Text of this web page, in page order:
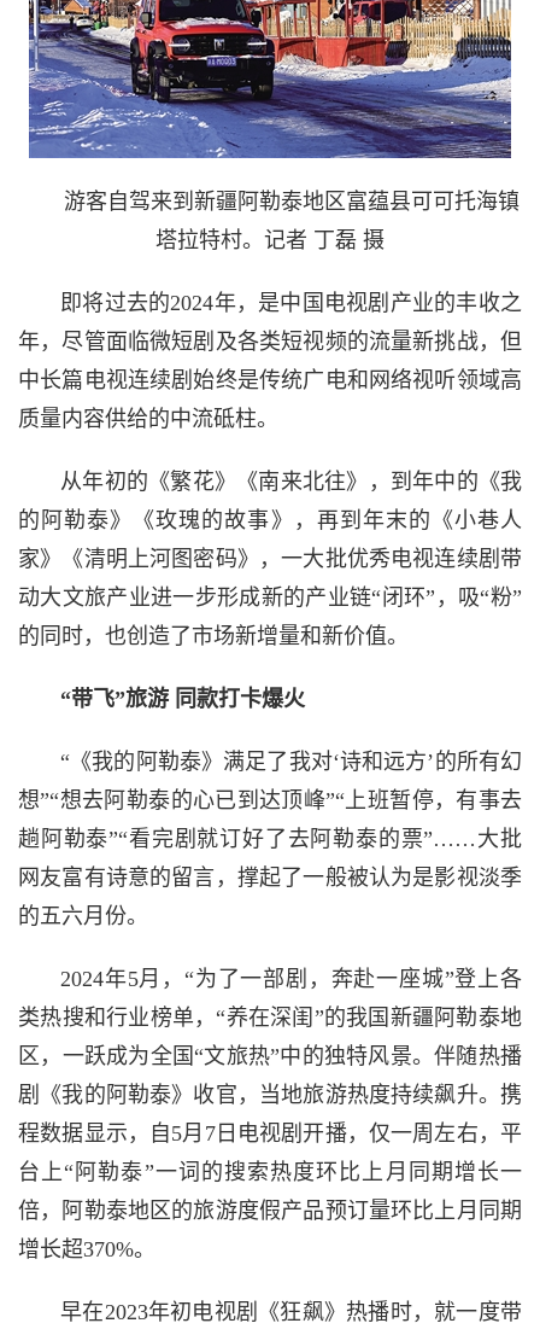
游客自驾来到新疆阿勒泰地区富蕴县可可托海镇
塔拉特村。记者 丁磊 摄
即将过去的2024年，是中国电视剧产业的丰收之
年，尽管面临微短剧及各类短视频的流量新挑战，但
中长篇电视连续剧始终是传统广电和网络视听领域高
质量内容供给的中流砥柱。
从年初的《繁花》《南来北往》，到年中的《我
的阿勒泰》《玫瑰的故事》，再到年末的《小巷人
家》《清明上河图密码》，一大批优秀电视连续剧带
动大文旅产业进一步形成新的产业链“闭环”，吸“粉”
的同时，也创造了市场新增量和新价值。
“带飞”旅游 同款打卡爆火
“《我的阿勒泰》满足了我对‘诗和远方’的所有幻
想”“想去阿勒泰的心已到达顶峰”“上班暂停，有事去
趟阿勒泰”“看完剧就订好了去阿勒泰的票”……大批
网友富有诗意的留言，撑起了一般被认为是影视淡季
的五六月份。
2024年5月，“为了一部剧，奔赴一座城”登上各
类热搜和行业榜单，“养在深闺”的我国新疆阿勒泰地
区，一跃成为全国“文旅热”中的独特风景。伴随热播
剧《我的阿勒泰》收官，当地旅游热度持续飙升。携
程数据显示，自5月7日电视剧开播，仅一周左右，平
台上“阿勒泰”一词的搜索热度环比上月同期增长一
倍，阿勒泰地区的旅游度假产品预订量环比上月同期
增长超370%。
早在2023年初电视剧《狂飙》热播时，就一度带